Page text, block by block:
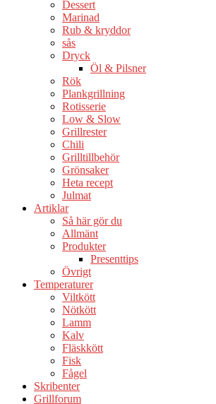
Dessert
Marinad
Rub & kryddor
sås
Dryck
Öl & Pilsner
Rök
Plankgrillning
Rotisserie
Low & Slow
Grillrester
Chili
Grilltillbehör
Grönsaker
Heta recept
Julmat
Artiklar
Så här gör du
Allmänt
Produkter
Presenttips
Övrigt
Temperaturer
Viltkött
Nötkött
Lamm
Kalv
Fläskkött
Fisk
Fågel
Skribenter
Grillforum